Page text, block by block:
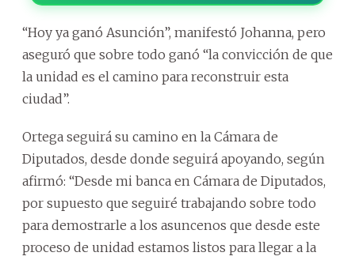
“Hoy ya ganó Asunción”, manifestó Johanna, pero
aseguró que sobre todo ganó “la convicción de que
la unidad es el camino para reconstruir esta
ciudad”.
Ortega seguirá su camino en la Cámara de
Diputados, desde donde seguirá apoyando, según
afirmó: “Desde mi banca en Cámara de Diputados,
por supuesto que seguiré trabajando sobre todo
para demostrarle a los asuncenos que desde este
proceso de unidad estamos listos para llegar a la